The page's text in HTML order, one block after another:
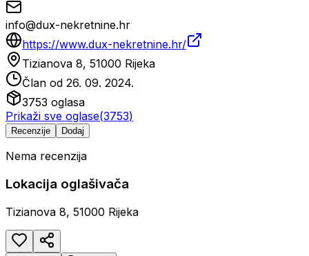
info@dux-nekretnine.hr
https://www.dux-nekretnine.hr/
Tizianova 8, 51000 Rijeka
Član od 26. 09. 2024.
3753 oglasa
Prikaži sve oglase(3753)
Recenzije Dodaj
Nema recenzija
Lokacija oglašivača
Tizianova 8, 51000 Rijeka